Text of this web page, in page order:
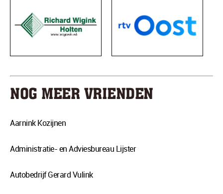
NOG MEER VRIENDEN
Aarnink Kozijnen
Administratie- en Adviesbureau Lijster
Autobedrijf Gerard Vulink